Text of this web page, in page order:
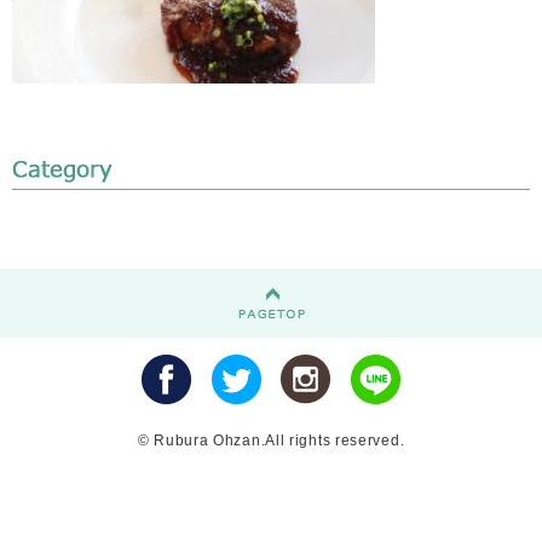
© Rubura Ohzan.All rights reserved.